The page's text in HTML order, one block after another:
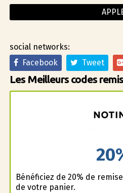
social networks:
Facebook
Tweet
Les Meilleurs codes
Bénéficiez de 20% de
de votre panier.